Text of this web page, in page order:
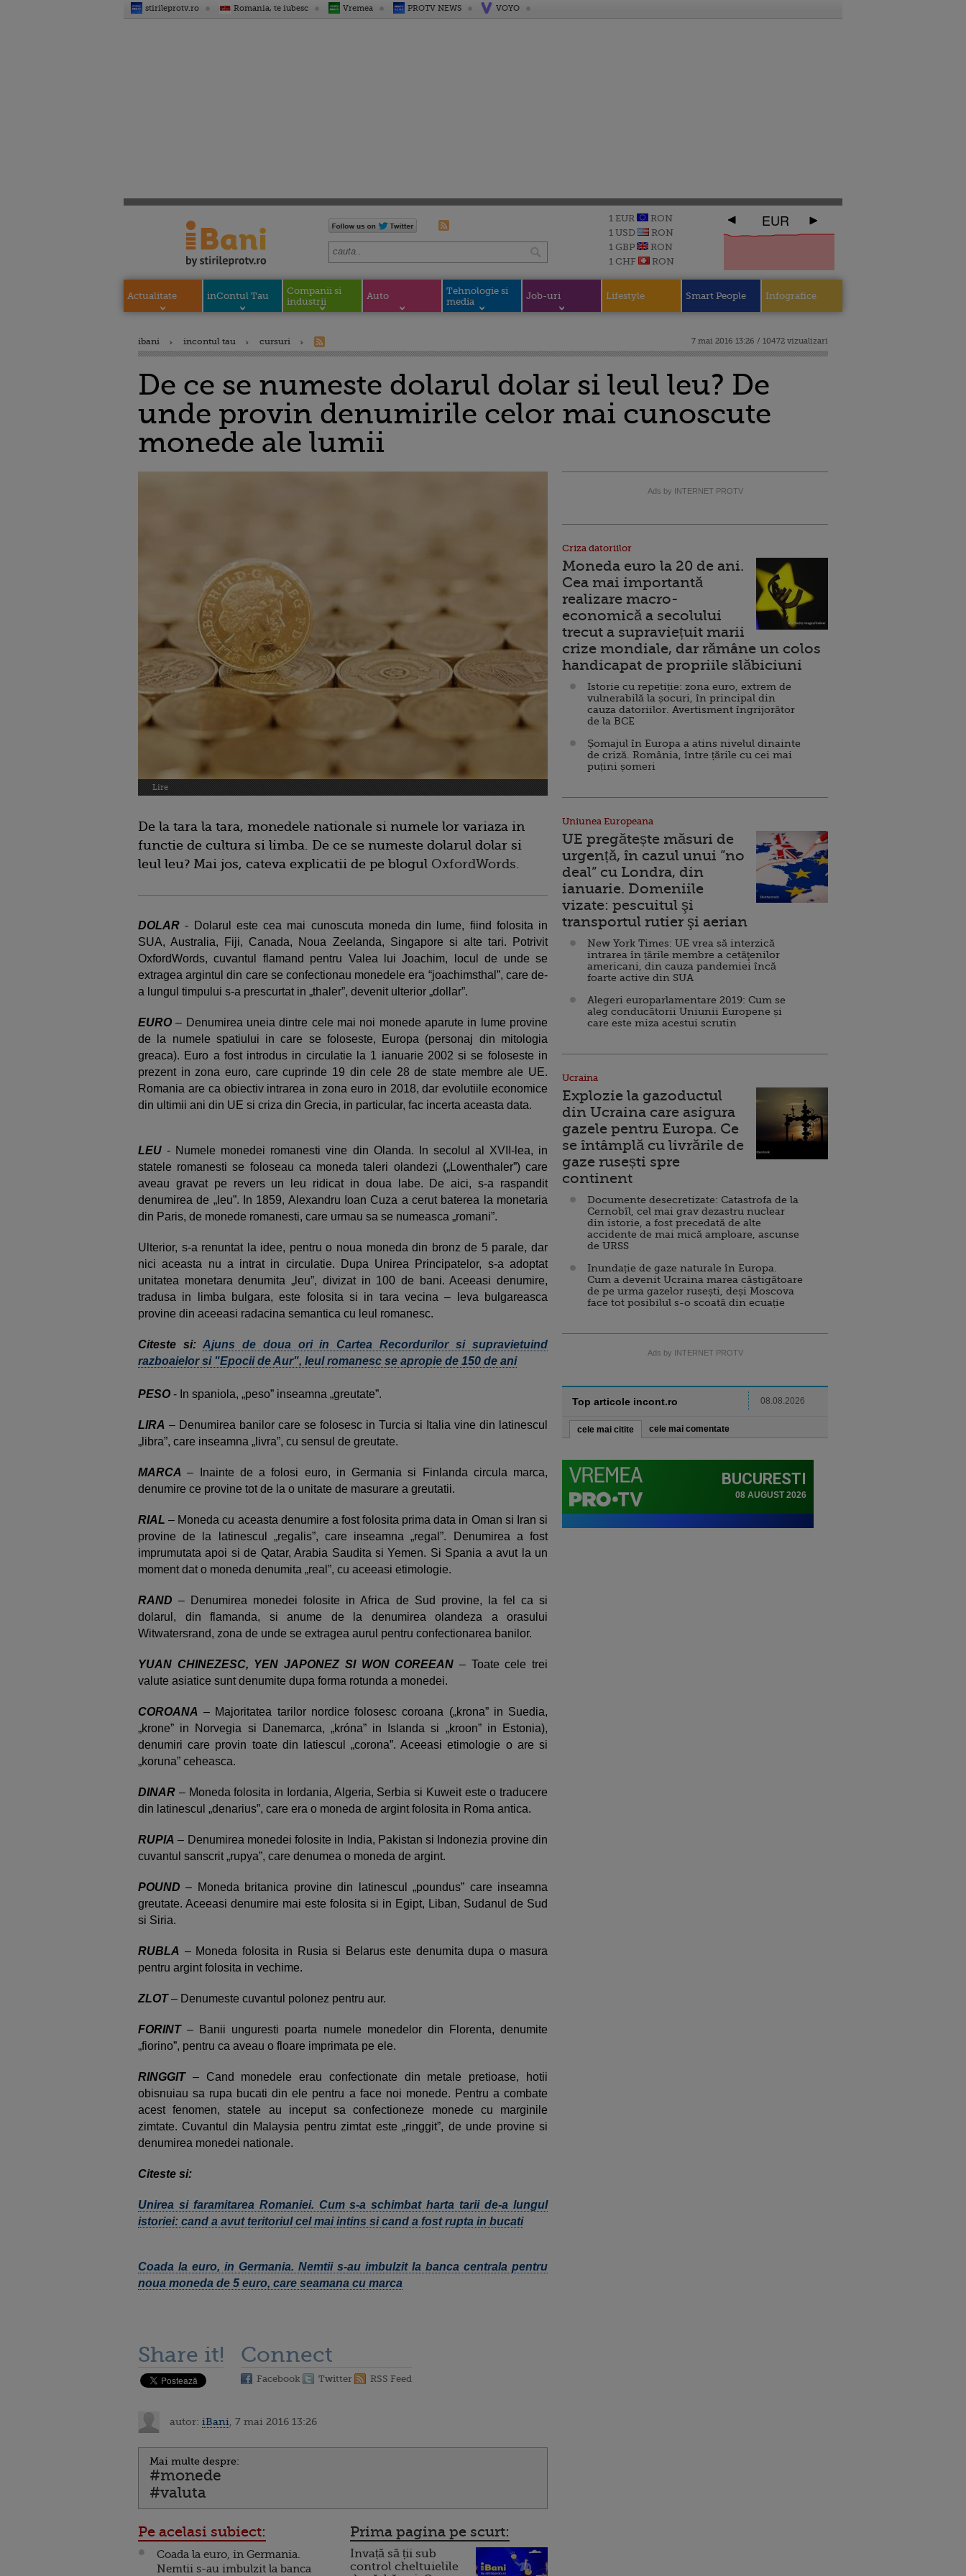
stirileprotv.ro Romania, te iubesc Vremea PROTV NEWS VOYO
1 EUR
RON
1 USD
RON
1 GBP
RON
1 CHF
RON
EUR
Actualitate inContul Tau
Companii si
industrii
Auto
Tehnologie si
media
Job-uri Lifestyle Smart People Infografice
ibani incontul tau cursuri 7 mai 2016 13:26 / 10472 vizualizari
De ce se numeste dolarul dolar si leul leu? De
unde provin denumirile celor mai cunoscute
monede ale lumii
Lire
De la tara la tara, monedele nationale si numele lor variaza in
functie de cultura si limba. De ce se numeste dolarul dolar si
leul leu? Mai jos, cateva explicatii de pe blogul OxfordWords.
DOLAR - Dolarul este cea mai cunoscuta moneda din lume, fiind folosita in
SUA, Australia, Fiji, Canada, Noua Zeelanda, Singapore si alte tari. Potrivit
OxfordWords, cuvantul flamand pentru Valea lui Joachim, locul de unde se
extragea argintul din care se confectionau monedele era “joachimsthal”, care de-
a lungul timpului s-a prescurtat in „thaler”, devenit ulterior „dollar”.
EURO – Denumirea uneia dintre cele mai noi monede aparute in lume provine
de la numele spatiului in care se foloseste, Europa (personaj din mitologia
greaca). Euro a fost introdus in circulatie la 1 ianuarie 2002 si se foloseste in
prezent in zona euro, care cuprinde 19 din cele 28 de state membre ale UE.
Romania are ca obiectiv intrarea in zona euro in 2018, dar evolutiile economice
din ultimii ani din UE si criza din Grecia, in particular, fac incerta aceasta data.
LEU - Numele monedei romanesti vine din Olanda. In secolul al XVII-lea, in
statele romanesti se foloseau ca moneda taleri olandezi („Lowenthaler”) care
aveau gravat pe revers un leu ridicat in doua labe. De aici, s-a raspandit
denumirea de „leu”. In 1859, Alexandru Ioan Cuza a cerut baterea la monetaria
din Paris, de monede romanesti, care urmau sa se numeasca „romani”.
Ulterior, s-a renuntat la idee, pentru o noua moneda din bronz de 5 parale, dar
nici aceasta nu a intrat in circulatie. Dupa Unirea Principatelor, s-a adoptat
unitatea monetara denumita „leu”, divizat in 100 de bani. Aceeasi denumire,
tradusa in limba bulgara, este folosita si in tara vecina – leva bulgareasca
provine din aceeasi radacina semantica cu leul romanesc.
Citeste si: Ajuns de doua ori in Cartea Recordurilor si supravietuind
razboaielor si "Epocii de Aur", leul romanesc se apropie de 150 de ani
PESO - In spaniola, „peso” inseamna „greutate”.
LIRA – Denumirea banilor care se folosesc in Turcia si Italia vine din latinescul
„libra”, care inseamna „livra”, cu sensul de greutate.
MARCA– Inainte de a folosi euro, in Germania si Finlanda circula marca,
denumire ce provine tot de la o unitate de masurare a greutatii.
RIAL – Moneda cu aceasta denumire a fost folosita prima data in Oman si Iran si
provine de la latinescul „regalis”, care inseamna „regal”. Denumirea a fost
imprumutata apoi si de Qatar, Arabia Saudita si Yemen. Si Spania a avut la un
moment dat o moneda denumita „real”, cu aceeasi etimologie.
RAND – Denumirea monedei folosite in Africa de Sud provine, la fel ca si
dolarul, din flamanda, si anume de la denumirea olandeza a orasului
Witwatersrand, zona de unde se extragea aurul pentru confectionarea banilor.
YUAN CHINEZESC, YEN JAPONEZ SI WON COREEAN – Toate cele trei
valute asiatice sunt denumite dupa forma rotunda a monedei.
COROANA – Majoritatea tarilor nordice folosesc coroana („krona” in Suedia,
„krone” in Norvegia si Danemarca, „króna” in Islanda si „kroon” in Estonia),
denumiri care provin toate din latiescul „corona”. Aceeasi etimologie o are si
„koruna” ceheasca.
DINAR – Moneda folosita in Iordania, Algeria, Serbia si Kuweit este o traducere
din latinescul „denarius”, care era o moneda de argint folosita in Roma antica.
RUPIA – Denumirea monedei folosite in India, Pakistan si Indonezia provine din
cuvantul sanscrit „rupya”, care denumea o moneda de argint.
POUND – Moneda britanica provine din latinescul „poundus” care inseamna
greutate. Aceeasi denumire mai este folosita si in Egipt, Liban, Sudanul de Sud
si Siria.
RUBLA – Moneda folosita in Rusia si Belarus este denumita dupa o masura
pentru argint folosita in vechime.
ZLOT– Denumeste cuvantul polonez pentru aur.
FORINT– Banii unguresti poarta numele monedelor din Florenta, denumite
„fiorino”, pentru ca aveau o floare imprimata pe ele.
RINGGIT– Cand monedele erau confectionate din metale pretioase, hotii
obisnuiau sa rupa bucati din ele pentru a face noi monede. Pentru a combate
acest fenomen, statele au inceput sa confectioneze monede cu marginile
zimtate. Cuvantul din Malaysia pentru zimtat este „ringgit”, de unde provine si
denumirea monedei nationale.
Citeste si:
Unirea si faramitarea Romaniei. Cum s-a schimbat harta tarii de-a lungul
istoriei: cand a avut teritoriul cel mai intins si cand a fost rupta in bucati
Coada la euro, in Germania. Nemtii s-au imbulzit la banca centrala pentru
noua moneda de 5 euro, care seamana cu marca
Share it! Connect
Facebook Twitter RSS Feed
autor: iBani , 7 mai 2016 13:26
Mai multe despre:
#monede
#valuta
Pe acelasi subiect:
Coada la euro, in Germania.
Nemtii s-au imbulzit la banca
Prima pagina pe scurt:
Invață să ții sub
control cheltuielile
Ads by INTERNET PROTV
Criza datoriilor
Moneda euro la 20 de ani.
Cea mai importantă
realizare macro-
economică a secolului
trecut a supraviețuit marii
crize mondiale, dar rămâne un colos
handicapat de propriile slăbiciuni
Istorie cu repetiție: zona euro, extrem de
vulnerabilă la șocuri, în principal din
cauza datoriilor. Avertisment îngrijorător
de la BCE
Șomajul în Europa a atins nivelul dinainte
de criză. România, între țările cu cei mai
puțini șomeri
Uniunea Europeana
UE pregătește măsuri de
urgență, în cazul unui ”no
deal” cu Londra, din
ianuarie. Domeniile
vizate: pescuitul şi
transportul rutier şi aerian
New York Times: UE vrea să interzică
intrarea în țările membre a cetăţenilor
americani, din cauza pandemiei încă
foarte active din SUA
Alegeri europarlamentare 2019: Cum se
aleg conducătorii Uniunii Europene și
care este miza acestui scrutin
Ucraina
Explozie la gazoductul
din Ucraina care asigura
gazele pentru Europa. Ce
se întâmplă cu livrările de
gaze rusești spre
continent
Documente desecretizate: Catastrofa de la
Cernobîl, cel mai grav dezastru nuclear
din istorie, a fost precedată de alte
accidente de mai mică amploare, ascunse
de URSS
Inundație de gaze naturale în Europa.
Cum a devenit Ucraina marea câștigătoare
de pe urma gazelor rusești, deși Moscova
face tot posibilul s-o scoată din ecuație
Ads by INTERNET PROTV
Top articole incont.ro 08.08.2026
cele mai citite cele mai comentate